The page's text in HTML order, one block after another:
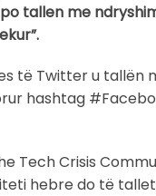
tallen me
të Twitter u
hashtag
Tech Crisis
hebre do të